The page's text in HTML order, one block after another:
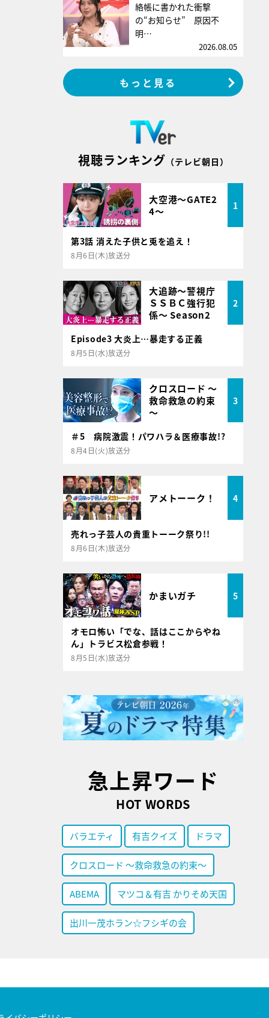
絡帳に書かれた衝撃
の“お知らせ” 原因不
明…
2026.08.05
もっと見る
視聴ランキング （テレビ朝日）
大空港～GATE2
4～
1
第3話 消えた子供と兎を追え！
8月6日(木)放送分
大追跡～警視庁
ＳＳＢＣ強行犯
係～ Season2
2
Episode3 大炎上…暴走する正義
8月5日(水)放送分
クロスロード ～
救命救急の約束
～
3
＃5 病院激震！パワハラ＆医療事故!?
8月4日(火)放送分
アメトーーク！ 4
売れっ子芸人の貴重トーーク祭り!!
8月6日(木)放送分
かまいガチ 5
オモロ怖い「でな、話はここからやね
ん」トラビス松倉参戦！
8月5日(水)放送分
急上昇ワード
HOT WORDS
バラエティ 有吉クイズ ドラマ
クロスロード ～救命救急の約束～
ABEMA マツコ＆有吉 かりそめ天国
出川一茂ホラン☆フシギの会